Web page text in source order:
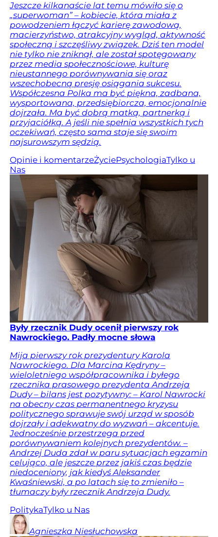
Jeszcze kilkanaście lat temu mówiło się o
„superwoman” – kobiecie, która miała z
powodzeniem łączyć karierę zawodową,
macierzyństwo, atrakcyjny wygląd, aktywność
społeczną i szczęśliwy związek. Dziś ten model
nie tylko nie zniknął, ale został spotęgowany
przez media społecznościowe, kulturę
nieustannego porównywania się oraz
wszechobecną presję osiągania sukcesu.
Współczesna Polka ma być piękna, zadbana,
wysportowana, przedsiębiorcza, emocjonalnie
dojrzała. Ma być dobrą matką, partnerką i
przyjaciółką. A jeśli nie spełnia wszystkich tych
oczekiwań, często sama staje się swoim
najsurowszym sędzią.
Opinie i komentarzeŻyciePsychologiaTylko u
Nas
Były rzecznik Dudy ocenił pierwszy rok
Nawrockiego. Padły mocne słowa
Mija pierwszy rok prezydentury Karola
Nawrockiego. Dla Marcina Kędryny –
wieloletniego współpracownika i byłego
rzecznika prasowego prezydenta Andrzeja
Dudy – bilans jest pozytywny: – Karol Nawrocki
na obecny czas permanentnego kryzysu
politycznego sprawuje swój urząd w sposób
dojrzały i adekwatny do wyzwań – akcentuje.
Jednocześnie przestrzega przed
porównywaniem kolejnych prezydentów. –
Andrzej Duda zdał w paru sytuacjach egzamin
celująco, ale jeszcze przez jakiś czas będzie
niedoceniony, jak kiedyś Aleksander
Kwaśniewski, a po latach się to zmieniło –
tłumaczy były rzecznik Andrzeja Dudy.
PolitykaTylko u Nas
Agnieszka Niesłuchowska